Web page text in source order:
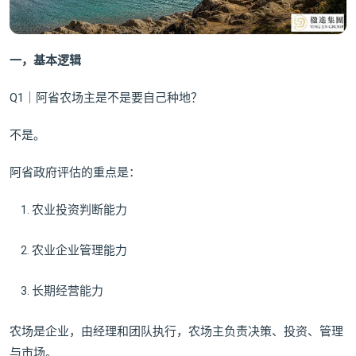
一，基本逻辑
Q1｜阿省农场主是不是要自己种地？
不是。
阿省政府评估的重点是：
农业投资判断能力
农业企业管理能力
长期经营能力
农场是企业，由经理和团队执行，农场主负责决策、投资、管理
与市场。